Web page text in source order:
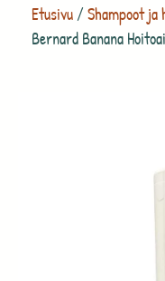
Etusivu/Shampoot ja
Bernard Banana